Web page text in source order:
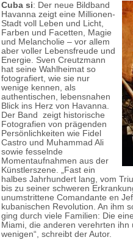
Cuba si: Der neue Bildband
Havanna zeigt eine Millionen-
Stadt voll Leben und Licht,
Farben und Facetten, Magie
und Melancholie – vor allem
aber voller Lebensfreude und
Energie. Sven Creutzmann
hat seine Wahlheimat so
fotografiert, wie sie nur
wenige kennen, als
authentischen, lebensnahen
Blick ins Herz von Havanna.
Der Band zeigt historische
Fotografien von prägenden
Persönlichkeiten wie Fidel
Castro und Muhammad Ali
sowie fesselnde
Momentaufnahmen aus der
Künstlerszene. „Fast ein
halbes Jahrhundert lang, vom
bis zu seiner schweren
unumstrittene Comandante en
kubanischen Revolution. An ihm
ging durch viele Familien: Die
Miami, die anderen verehrten
wenigen“, schreibt der Autor.